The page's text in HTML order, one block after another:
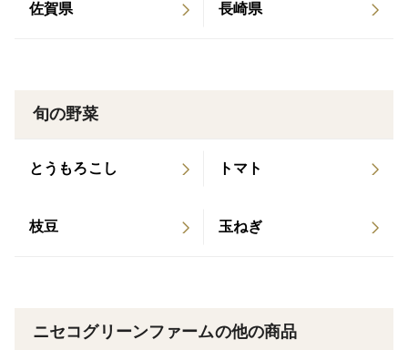
佐賀県 長崎県
旬の野菜
とうもろこし トマト
枝豆 玉ねぎ
ニセコグリーンファームの他の商品